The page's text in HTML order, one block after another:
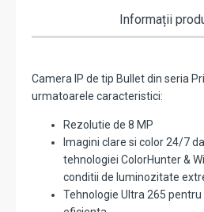
Informații
Camera IP de tip Bullet din seria
urmatoarele caracteristici:
Rezolutie de 8 MP
Imagini clare si color 24/7
tehnologiei ColorHunter &
conditii de luminozitate
Tehnologie Ultra 265